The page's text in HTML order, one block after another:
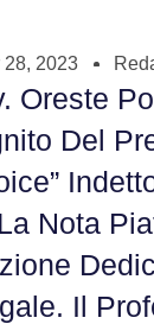
28, 2023
Oreste
Del
Nota
Il